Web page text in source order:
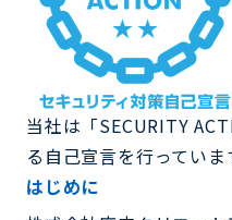
当社は「SECURITY
る自己宣言を行っていま
はじめに